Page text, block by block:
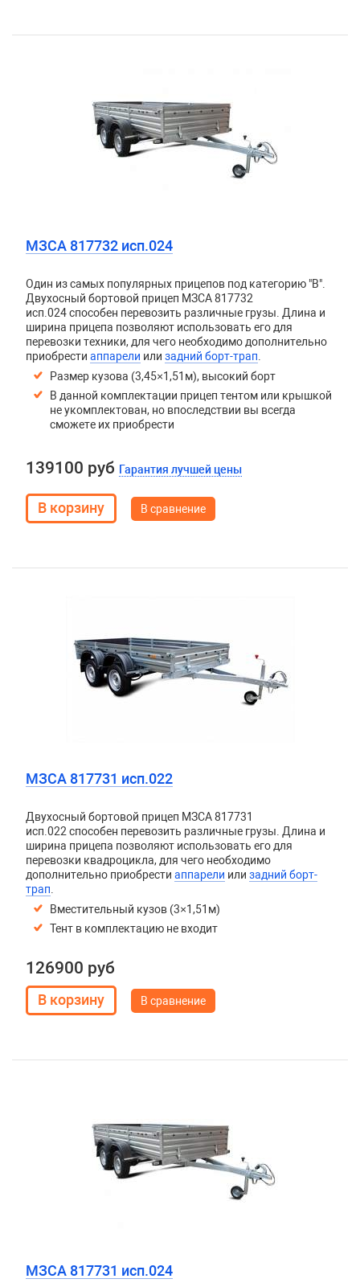
МЗСА 817732 исп.024
Один из самых популярных прицепов под категорию "В".
Двухосный бортовой прицеп МЗСА 817732
исп.024способен перевозить различные грузы. Длина и
ширина прицепа позволяют использовать его для
перевозки техники, для чего необходимо дополнительно
приобрести аппарели или задний борт-трап
Размер кузова (3,45×1,51м), высокий борт
В данной комплектации прицеп тентом или крышкой
не укомплектован, но впоследствии вы всегда
сможете их приобрести
139100 руб Гарантия лучшей цены
В сравнение
МЗСА 817731 исп.022
Двухосный бортовой прицеп МЗСА 817731
исп.022 способен перевозить различные грузы. Длина и
ширина прицепа позволяют использовать его для
перевозки квадроцикла, для чего необходимо
дополнительно приобрести аппарели или задний борт-
трап
Вместительный кузов (3×1,51м)
Тент в комплектацию не входит
126900 руб
В сравнение
МЗСА 817731 исп.024